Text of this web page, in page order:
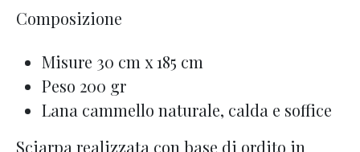
Composizione
Misure 30 cm x 185 cm
Peso 200 gr
Lana cammello naturale, calda e soffice
Sciarpa realizzata con base di ordito in